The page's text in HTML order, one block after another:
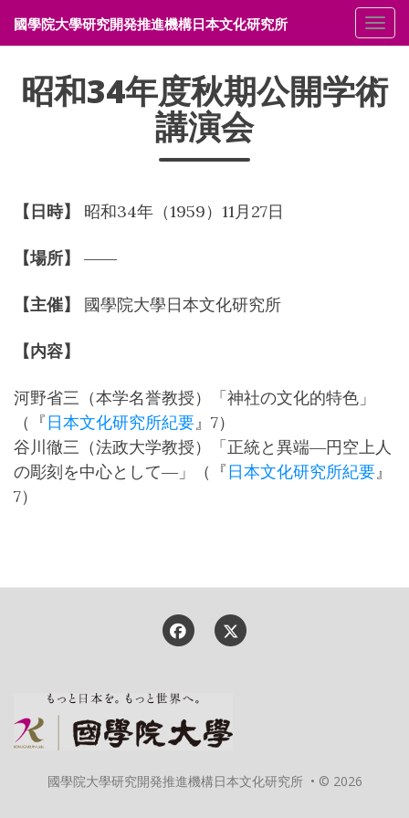
メ
國學院大學研究開発推進機構日本文化研究所
昭和34年度秋期公開学術
講演会
【日時】 昭和34年（1959）11月27日
【場所】 ――
【主催】 國學院大學日本文化研究所
【内容】
河野省三（本学名誉教授）「神社の文化的特色」
（『日本文化研究所紀要』7）
谷川徹三（法政大学教授）「正統と異端―円空上人
の彫刻を中心として―」（『日本文化研究所紀要』
7）
國學院大學研究開発推進機構日本文化研究所 • © 2026